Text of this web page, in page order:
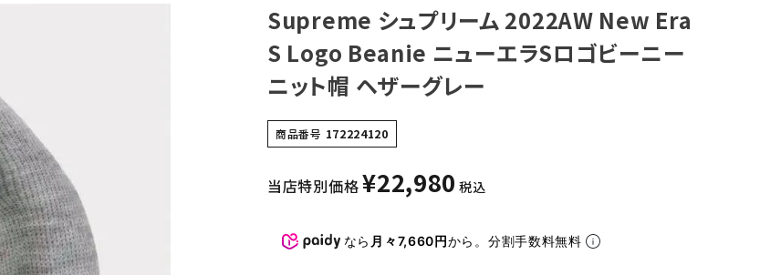
Supreme シュプリーム 2022AW New Era
S Logo Beanie ニューエラSロゴビーニー
ニット帽 ヘザーグレー
商品番号 172224120
当店特別価格¥22,980 税込
なら 月々7,660円から。分割手数料無料